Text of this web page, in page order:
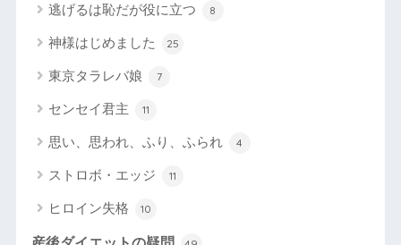
逃げるは恥だが役に立つ 8
神様はじめました 25
東京タラレバ娘 7
センセイ君主 11
思い、思われ、ふり、ふられ 4
ストロボ・エッジ 11
ヒロイン失格 10